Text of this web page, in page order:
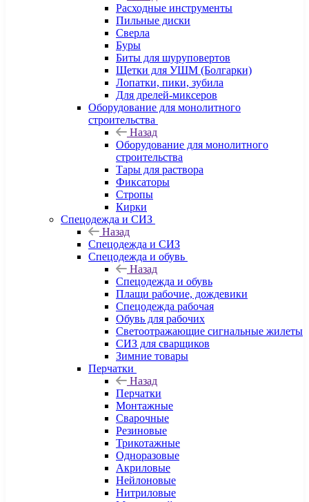
Расходные инструменты
Пильные диски
Сверла
Буры
Биты для шуруповертов
Щетки для УШМ (Болгарки)
Лопатки, пики, зубила
Для дрелей-миксеров
Оборудование для монолитного
строительства
Назад
Оборудование для монолитного
строительства
Тары для раствора
Фиксаторы
Стропы
Кирки
Спецодежда и СИЗ
Назад
Спецодежда и СИЗ
Спецодежда и обувь
Назад
Спецодежда и обувь
Плащи рабочие, дождевики
Спецодежда рабочая
Обувь для рабочих
Светоотражающие сигнальные жилеты
СИЗ для сварщиков
Зимние товары
Перчатки
Назад
Перчатки
Монтажные
Сварочные
Резиновые
Трикотажные
Одноразовые
Акриловые
Нейлоновые
Нитриловые